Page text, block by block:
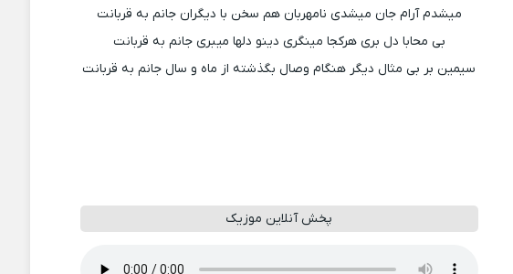
میشدم آرام جان میشدی نامهربان هم سخن با دیگران جانم به قربانت
بی محابا دل بری هرکجا مینگری دینو دلها میبری جانم به قربانت
سیمین بر بی مثال دیگر هنگام وصال بگذشته از ماه و سال جانم به قربانت
پخش آنلاین موزیک